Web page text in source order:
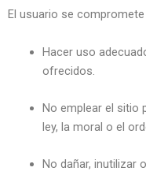
El usuario se compromete
Hacer uso
ofrecidos.
No emplear el sitio
ley, la moral o el
No dañar, inutilizar